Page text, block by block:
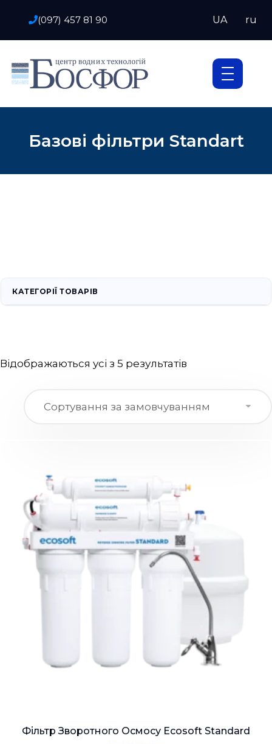
(097) 457 81 90 UA ru
Базові фільтри Standart
Відображаються усі з 5 результатів
Фільтр Зворотного Осмосу Ecosoft Standard
КАТЕГОРІЇ ТОВАРІВ